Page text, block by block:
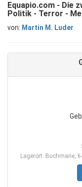
Equapio.com - Die
Politik - Terror -
von: Martin M. Luder
Lagerort: Buchmarie,